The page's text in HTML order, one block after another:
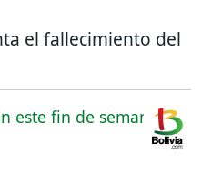
el fallecimiento del